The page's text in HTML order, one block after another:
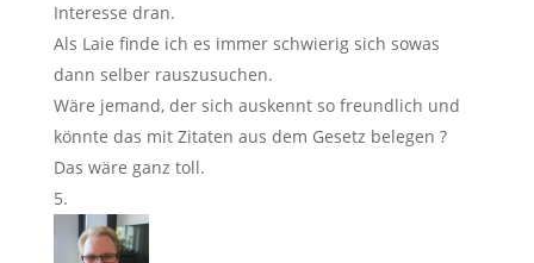
Interesse dran.
Als Laie finde ich es immer schwierig sich sowas
dann selber rauszusuchen.
Wäre jemand, der sich auskennt so freundlich und
könnte das mit Zitaten aus dem Gesetz belegen ?
Das wäre ganz toll.